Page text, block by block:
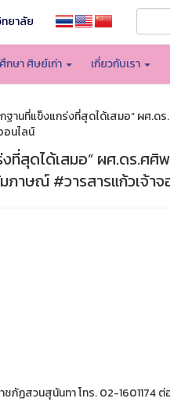
ยาลัย
กษา ศิษย์เก่า เกี่ยวกับเรา
ฐานที่แข็งแกร่งที่สุดได้เสมอ” ผศ
นไลน์
งที่สุดได้เสมอ” ผศ.ดร.ศ
าษณ์ #วารสารแก้วเจ้าจ
ฏสวนสุนันทา โทร. 02-1601174 ต่